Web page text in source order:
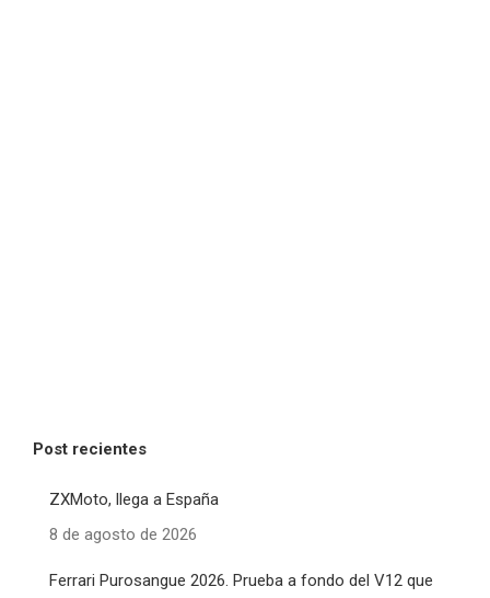
Post recientes
ZXMoto, llega a España
8 de agosto de 2026
Ferrari Purosangue 2026. Prueba a fondo del V12 que